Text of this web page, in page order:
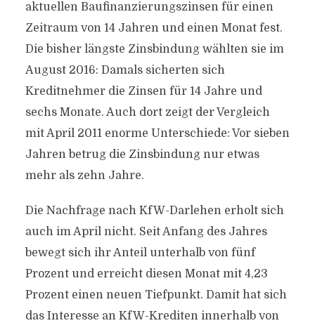
aktuellen Baufinanzierungszinsen für einen
Zeitraum von 14 Jahren und einen Monat fest.
Die bisher längste Zinsbindung wählten sie im
August 2016: Damals sicherten sich
Kreditnehmer die Zinsen für 14 Jahre und
sechs Monate. Auch dort zeigt der Vergleich
mit April 2011 enorme Unterschiede: Vor sieben
Jahren betrug die Zinsbindung nur etwas
mehr als zehn Jahre.
Die Nachfrage nach KfW-Darlehen erholt sich
auch im April nicht. Seit Anfang des Jahres
bewegt sich ihr Anteil unterhalb von fünf
Prozent und erreicht diesen Monat mit 4,23
Prozent einen neuen Tiefpunkt. Damit hat sich
das Interesse an KfW-Krediten innerhalb von